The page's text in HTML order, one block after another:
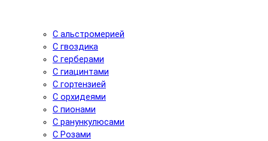
С альстромерией
С гвоздика
С герберами
С гиацинтами
С гортензией
С орхидеями
С пионами
С ранункулюсами
С Розами